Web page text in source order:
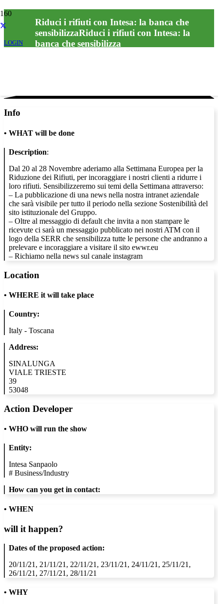
LOGIN
Riduci i rifiuti con Intesa: la banca che
sensibilizzaRiduci i rifiuti con Intesa: la
banca che sensibilizza
Info
• WHAT will be done
Description:
Dal 20 al 28 Novembre aderiamo alla Settimana Europea per la
Riduzione dei Rifiuti, per incoraggiare i nostri clienti a ridurre i
loro rifiuti. Sensibilizzeremo sui temi della Settimana attraverso:
– La pubblicazione di una news nella nostra intranet aziendale
che sarà visibile per tutto il periodo nella sezione Sostenibilità del
sito istituzionale del Gruppo.
– Oltre al messaggio di default che invita a non stampare le
ricevute ci sarà un messaggio pubblicato nei nostri ATM con il
logo della SERR che sensibilizza tutte le persone che andranno a
prelevare e incoraggiare a visitare il sito ewwr.eu
– Richiamo nella news sul canale instagram
Location
• WHERE it will take place
Country:
Italy - Toscana
Address:
SINALUNGA
VIALE TRIESTE
39
53048
Action Developer
• WHO will run the show
Entity:
Intesa Sanpaolo
# Business/Industry
How can you get in contact:
• WHEN
will it happen?
Dates of the proposed action:
20/11/21, 21/11/21, 22/11/21, 23/11/21, 24/11/21, 25/11/21,
26/11/21, 27/11/21, 28/11/21
• WHY